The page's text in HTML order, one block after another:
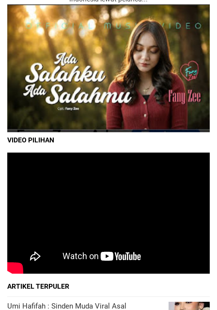
VIDEO PILIHAN
ARTIKEL TERPULER
Umi Hafifah : Sinden Muda Viral Asal